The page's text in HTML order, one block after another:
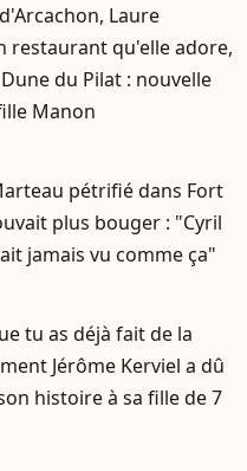
Laure
restaurant qu'elle adore,
du Pilat : nouvelle
Manon
pétrifié dans Fort
plus bouger : "Cyril
jamais vu comme ça"
tu as déjà fait de la
Jérôme Kerviel a dû
histoire à sa fille de 7